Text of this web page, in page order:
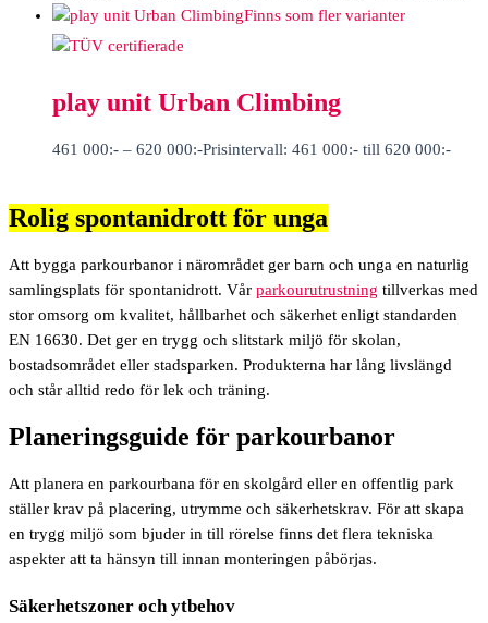
Finns som fler varianter
play unit Urban Climbing
461 000:- – 620 000:-Prisintervall: 461 000:- till 620 000:-
Rolig spontanidrott för unga
Att bygga parkourbanor i närområdet ger barn och unga en naturlig
samlingsplats för spontanidrott. Vår parkourutrustning tillverkas med
stor omsorg om kvalitet, hållbarhet och säkerhet enligt standarden
EN 16630. Det ger en trygg och slitstark miljö för skolan,
bostadsområdet eller stadsparken. Produkterna har lång livslängd
och står alltid redo för lek och träning.
Planeringsguide för parkourbanor
Att planera en parkourbana för en skolgård eller en offentlig park
ställer krav på placering, utrymme och säkerhetskrav. För att skapa
en trygg miljö som bjuder in till rörelse finns det flera tekniska
aspekter att ta hänsyn till innan monteringen påbörjas.
Säkerhetszoner och ytbehov